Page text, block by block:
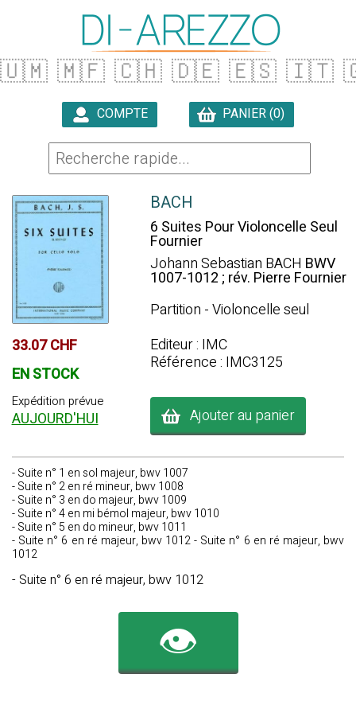
🇺🇲 🇲🇫 🇨🇭 🇩🇪 🇪🇸 🇮🇹
COMPTE PANIER (0)
33.07 CHF
EN STOCK
Expédition prévue
AUJOURD'HUI
BACH
6 Suites Pour Violoncelle Seul
Fournier
Johann Sebastian BACH BWV
1007-1012 ; rév. Pierre Fournier
Partition - Violoncelle seul
Editeur : IMC
Référence : IMC3125
Ajouter au panier
- Suite n° 1 en sol majeur, bwv 1007
- Suite n° 2 en ré mineur, bwv 1008
- Suite n° 3 en do majeur, bwv 1009
- Suite n° 4 en mi bémol majeur, bwv 1010
- Suite n° 5 en do mineur, bwv 1011
- Suite n° 6 en ré majeur, bwv 1012 - Suite n° 6 en ré majeur, bwv
1012
- Suite n° 6 en ré majeur, bwv 1012
👁️